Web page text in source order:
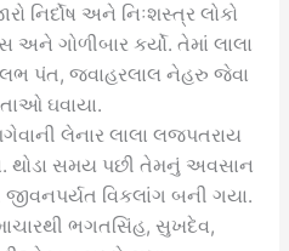
નિર્દોષ અને નિઃશસ્ત્ર લોકો
અને ગોળીબાર કર્યો. તેમાં લાલા
પંત, જવાહરલાલ નેહરુ જેવા
ઘવાયા.
લેનાર લાલા લજપતરાય
થોડા સમય પછી તેમનું અવસાન
વિકલાંગ બની ગયા.
ભગતસિંહ, સુખદેવ,